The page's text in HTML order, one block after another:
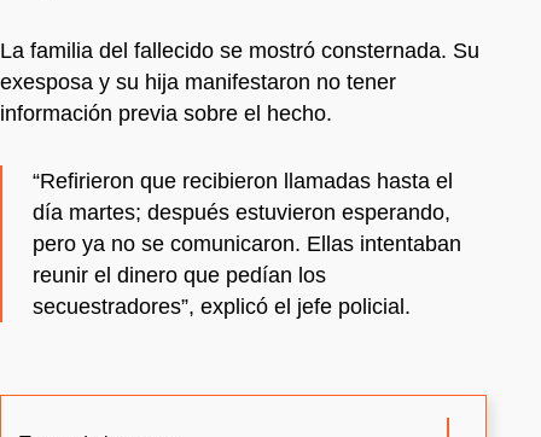
La familia del fallecido se mostró consternada. Su
exesposa y su hija manifestaron no tener
información previa sobre el hecho.
“Refirieron que recibieron llamadas hasta el
día martes; después estuvieron esperando,
pero ya no se comunicaron. Ellas intentaban
reunir el dinero que pedían los
secuestradores”, explicó el jefe policial.